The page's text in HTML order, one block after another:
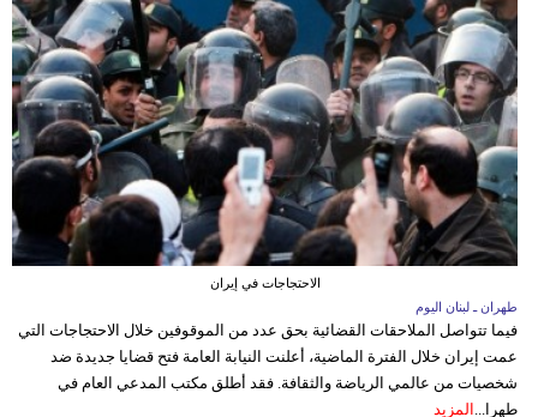
الاحتجاجات في إيران
طهران ـ لبنان اليوم
فيما تتواصل الملاحقات القضائية بحق عدد من الموقوفين خلال الاحتجاجات التي
عمت إيران خلال الفترة الماضية، أعلنت النيابة العامة فتح قضايا جديدة ضد
شخصيات من عالمي الرياضة والثقافة. فقد أطلق مكتب المدعي العام في
طهرا... المزيد